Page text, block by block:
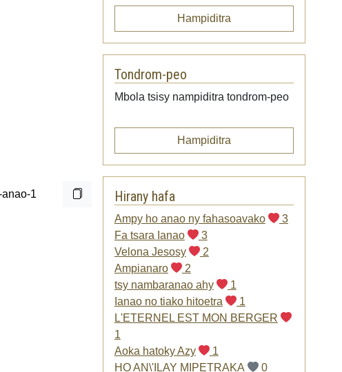
Hampiditra
Tondrom-peo
Mbola tsisy nampiditra tondrom-peo
Hampiditra
Hirany hafa
Ampy ho anao ny fahasoavako
3
Fa tsara Ianao
3
Velona Jesosy
2
Ampianaro
2
tsy nambaranao ahy
1
Ianao no tiako hitoetra
1
L'ETERNEL EST MON BERGER
1
Aoka hatoky Azy
1
HO AN\'ILAY MIPETRAKA
0